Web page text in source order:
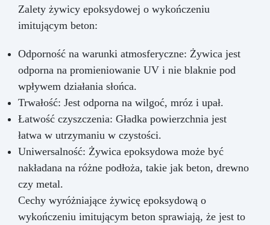
Zalety żywicy epoksydowej o wykończeniu
imitującym beton:
Odporność na warunki atmosferyczne: Żywica jest
odporna na promieniowanie UV i nie blaknie pod
wpływem działania słońca.
Trwałość: Jest odporna na wilgoć, mróz i upał.
Łatwość czyszczenia: Gładka powierzchnia jest
łatwa w utrzymaniu w czystości.
Uniwersalność: Żywica epoksydowa może być
nakładana na różne podłoża, takie jak beton, drewno
czy metal.
Cechy wyróżniające żywicę epoksydową o
wykończeniu imitującym beton sprawiają, że jest to